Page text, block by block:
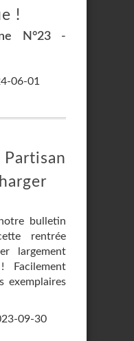
!
N°23 -
06-01
bulletin
rentrée
largement
exemplaires
09-30